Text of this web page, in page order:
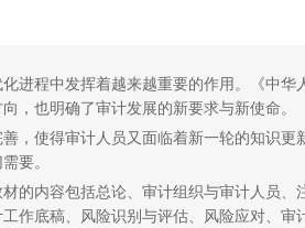
进程中发挥着越来越重要的作用。《中
，也明确了审计发展的新要求与新使命。
，使得审计人员又面临着新一轮的知识
要。
的内容包括总论、审计组织与审计人员
作底稿、风险识别与评估、风险应对、